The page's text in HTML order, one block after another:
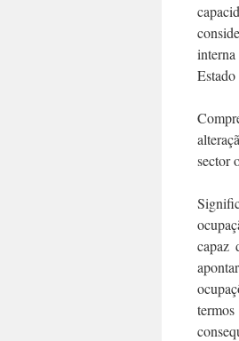
sector
capaz